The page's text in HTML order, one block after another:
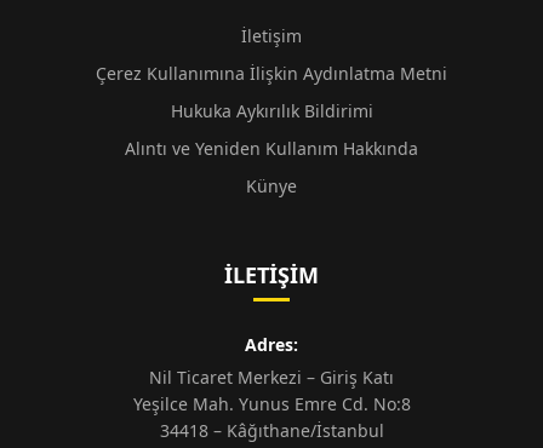
İletişim
Çerez Kullanımına İlişkin Aydınlatma Metni
Hukuka Aykırılık Bildirimi
Alıntı ve Yeniden Kullanım Hakkında
Künye
İLETIŞIM
Adres:
Nil Ticaret Merkezi – Giriş Katı
Yeşilce Mah. Yunus Emre Cd. No:8
34418 – Kâğıthane/İstanbul